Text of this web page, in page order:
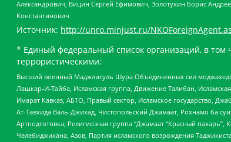
Александрович, Вицин Сергей Ефимович, Золотухин Борис
Константинович
Источник: http://unro.minjust.ru/
* Единый федеральный список организаций, в том
террористическими:
Высший военный Маджлисуль Шура Объединенных сил
Лашкар-И-Тайба, Исламская группа, Движение Талибан,
Имарат Кавказ, АБТО, Правый сектор, Исламское государство,
Ат-Тавхида Валь-Джихад, Чистопольский Джамаат, Рохнамо ба
Артподготовка, Религиозная группа “Джамаат “Красный
Челебиджихана, Азов, Партия исламского возрождения